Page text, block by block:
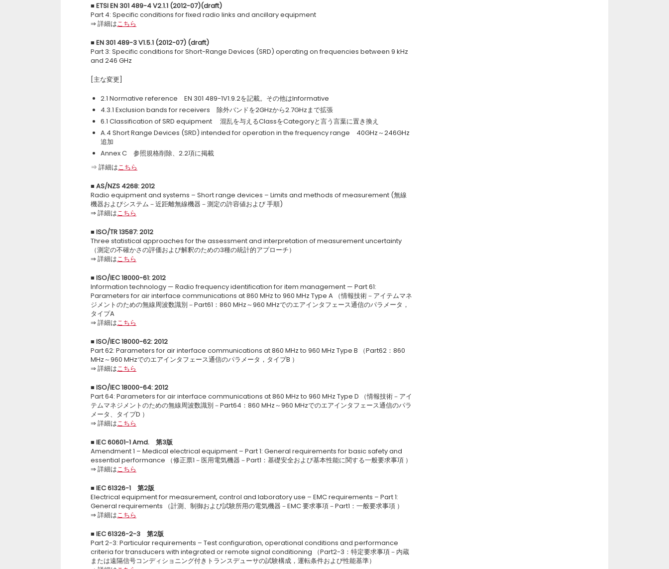
■ ETSI EN 301 489-4 V2.1.1 (2012-07)(draft)
Part 4: Specific conditions for fixed radio links and ancillary equipment
⇒ 詳細はこちら
■ EN 301 489-3 V1.5.1 (2012-07) (draft)
Part 3: Specific conditions for Short-Range Devices (SRD) operating on frequencies between 9 kHz
and 246 GHz
[主な変更]
2.1 Normative reference EN 301 489-1V1.9.2を記載。その他はInformative
4.3.1 Exclusion bands for receivers 除外バンドを2GHzから2.7GHzまで拡張
6.1 Classification of SRD equipment 混乱を与えるClassをCategoryと言う言葉に置き換え
A.4 Short Range Devices (SRD) intended for operation in the frequency range 40GHz～246GHz
追加
Annex C 参照規格削除、2.2項に掲載
⇒ 詳細はこちら
■ AS/NZS 4268: 2012
Radio equipment and systems – Short range devices – Limits and methods of measurement (無線
機器およびシステム－近距離無線機器－測定の許容値および 手順)
⇒ 詳細はこちら
■ ISO/TR 13587: 2012
Three statistical approaches for the assessment and interpretation of measurement uncertainty
（測定の不確かさの評価および解釈のための3種の統計的アプローチ）
⇒ 詳細はこちら
■ ISO/IEC 18000-61: 2012
Information technology — Radio frequency identification for item management — Part 61:
Parameters for air interface communications at 860 MHz to 960 MHz Type A （情報技術－アイテムマネ
ジメントのための無線周波数識別－Part61：860 MHz～960 MHzでのエアインタフェース通信のパラメータ，
タイプA
⇒ 詳細はこちら
■ ISO/IEC 18000-62: 2012
Part 62: Parameters for air interface communications at 860 MHz to 960 MHz Type B （Part62：860
MHz～960 MHzでのエアインタフェース通信のパラメータ，タイプB ）
⇒ 詳細はこちら
■ ISO/IEC 18000-64: 2012
Part 64: Parameters for air interface communications at 860 MHz to 960 MHz Type D （情報技術－アイ
テムマネジメントのための無線周波数識別－Part64：860 MHz～960 MHzでのエアインタフェース通信のパラ
メータ、タイプD ）
⇒ 詳細はこちら
■ IEC 60601-1 Amd. 第3版
Amendment 1 – Medical electrical equipment – Part 1: General requirements for basic safety and
essential performance （修正票1－医用電気機器－Part1：基礎安全および基本性能に関する一般要求事項 ）
⇒ 詳細はこちら
■ IEC 61326-1 第2版
Electrical equipment for measurement, control and laboratory use – EMC requirements – Part 1:
General requirements （計測、制御および試験所用の電気機器－EMC 要求事項－Part1：一般要求事項 ）
⇒ 詳細はこちら
■ IEC 61326-2-3 第2版
Part 2-3: Particular requirements – Test configuration, operational conditions and performance
criteria for transducers with integrated or remote signal conditioning （Part2-3：特定要求事項－内蔵
または遠隔信号コンディショニング付きトランスデューサの試験構成，運転条件および性能基準）